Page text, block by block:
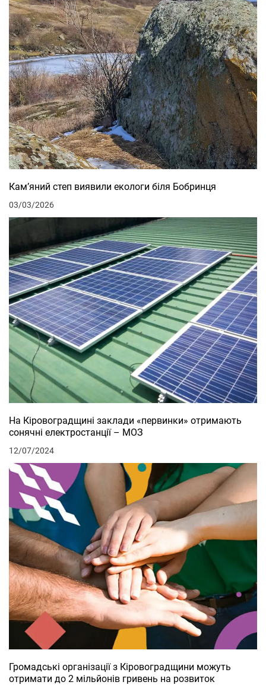
Кам’яний степ виявили екологи біля Бобринця
03/03/2026
На Кіровоградщині заклади «первинки» отримають
сонячні електростанції – МОЗ
12/07/2024
Громадські організації з Кіровоградщини можуть
отримати до 2 мільйонів гривень на розвиток